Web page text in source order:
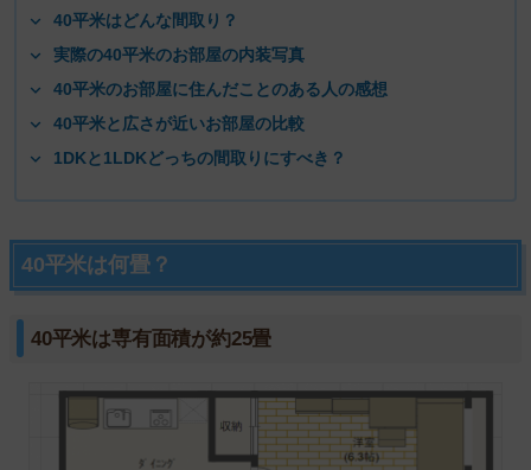
40平米はどんな間取り？
実際の40平米のお部屋の内装写真
40平米のお部屋に住んだことのある人の感想
40平米と広さが近いお部屋の比較
1DKと1LDKどっちの間取りにすべき？
40平米は何畳？
40平米は専有面積が約25畳